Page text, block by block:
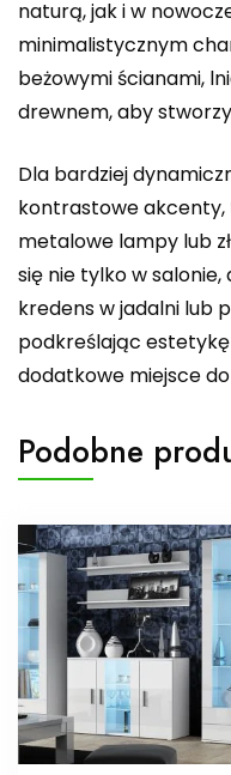
naturą, jak i w
minimalistycznym
beżowymi ścianami,
drewnem, aby
Dla bardziej
kontrastowe akcenty,
metalowe lampy lub
się nie tylko w
kredens w jadalni lub
podkreślając
dodatkowe miejsce
Podobne